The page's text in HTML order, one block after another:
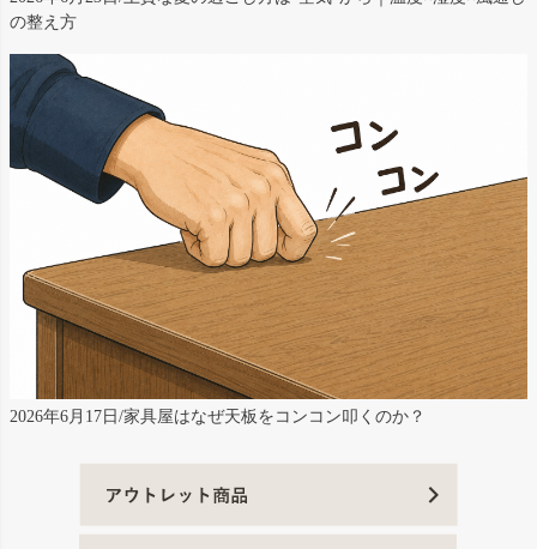
の整え方
2026年6月17日/家具屋はなぜ天板をコンコン叩くのか？